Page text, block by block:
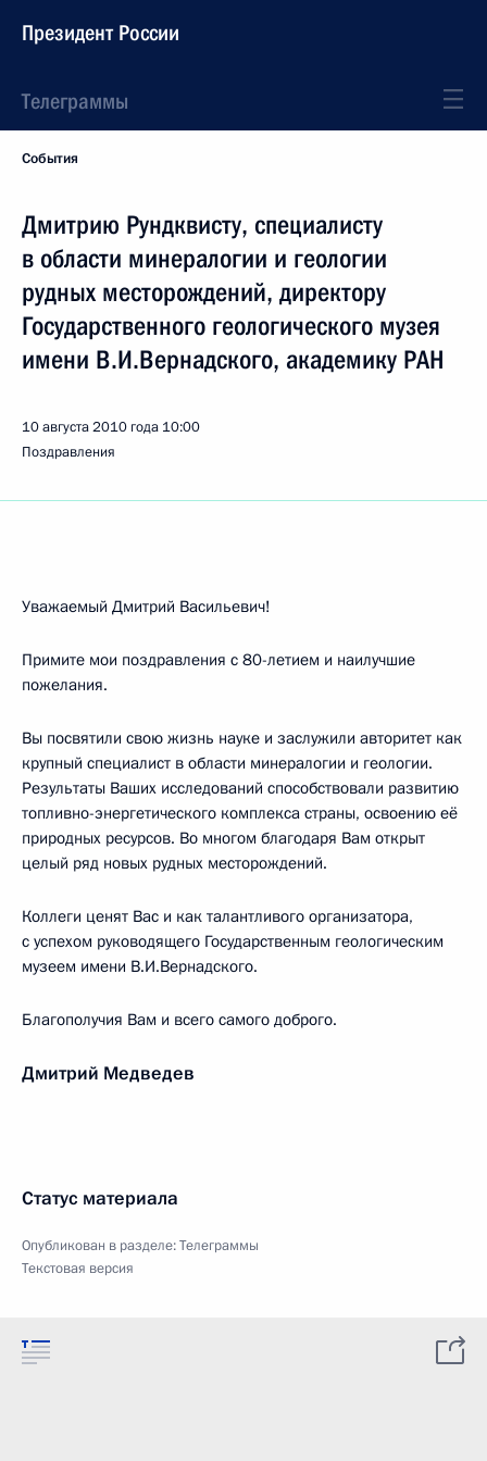
Президент России
Телеграммы
События
Дмитрию Рундквисту, специалисту
в области минералогии и геологии
рудных месторождений, директору
Государственного геологического музея
имени В.И.Вернадского, академику РАН
10 августа 2010 года 10:00
Поздравления
Уважаемый Дмитрий Васильевич!
Примите мои поздравления с 80-летием и наилучшие
пожелания.
Вы посвятили свою жизнь науке и заслужили авторитет как
крупный специалист в области минералогии и геологии.
Результаты Ваших исследований способствовали развитию
топливно-энергетического комплекса страны, освоению её
природных ресурсов. Во многом благодаря Вам открыт
целый ряд новых рудных месторождений.
Коллеги ценят Вас и как талантливого организатора,
с успехом руководящего Государственным геологическим
музеем имени В.И.Вернадского.
Благополучия Вам и всего самого доброго.
Дмитрий Медведев
Статус материала
Опубликован в разделе:Телеграммы
Текстовая версия